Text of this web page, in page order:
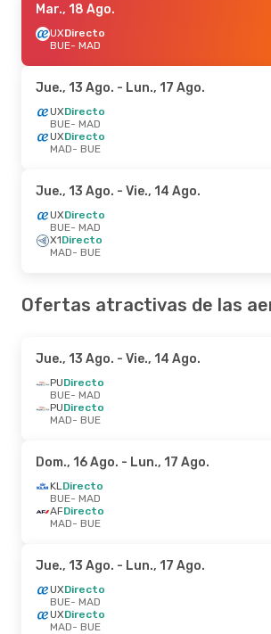
Mar., 18 Ago.
UXDirecto
BUE- MAD
Jue., 13 Ago. - Lun., 17 Ago.
UXDirecto
BUE- MAD
UXDirecto
MAD- BUE
Jue., 13 Ago. - Vie., 14 Ago.
UXDirecto
BUE- MAD
X1Directo
MAD- BUE
Ofertas atractivas de las
Jue., 13 Ago. - Vie., 14 Ago.
PUDirecto
BUE- MAD
PUDirecto
MAD- BUE
Dom., 16 Ago. - Lun., 17 Ago.
KLDirecto
BUE- MAD
AFDirecto
MAD- BUE
Jue., 13 Ago. - Lun., 17 Ago.
UXDirecto
BUE- MAD
UXDirecto
MAD- BUE